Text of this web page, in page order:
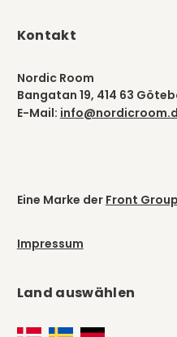
Kontakt
Nordic Room
Bangatan 19, 414 63
E-Mail:
Eine Marke der Front Group
Impressum
Land auswählen